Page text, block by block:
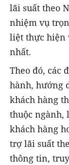
lãi suất theo
nhiệm vụ
liệt thực hiện
nhất.
Theo đó, các
hành, hướng
khách hàng
thuộc ngành,
khách hàng
trợ lãi suất
thông tin,